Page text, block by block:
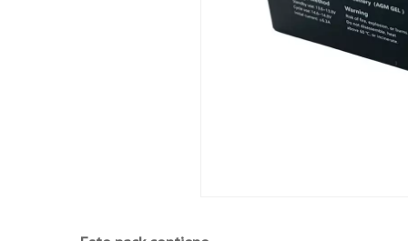
Separador - Avanzado separador AGM
Electrolito - Ácido sulfúrico diluido de
Contenedor y tapa de la batería - ABS
Barredoras y fregadoras.